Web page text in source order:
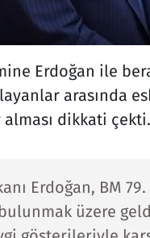
Erdoğan ile
arasında
alması dikkati çekti.
Erdoğan, BM
üzere